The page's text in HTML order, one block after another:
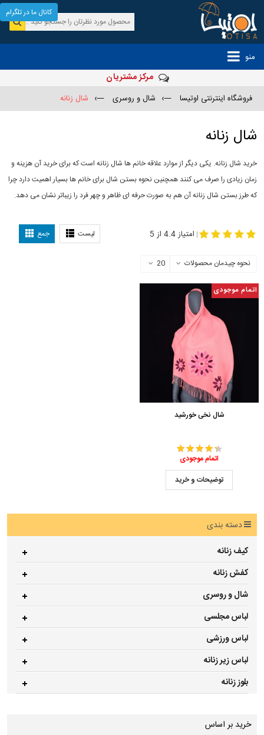
منو
مرکز مشتریان
فروشگاه اینترنتی اوتیسا —› شال و روسری —› شال زنانه
شال زنانه
خرید شال زنانه. یکی دیگر از موارد علاقه خانم ها شال زنانه است که برای خرید آن هزینه و
زمان زیادی را صرف می کنند همچنین نحوه بستن شال برای خانم ها بسیار اهمیت دارد چرا
که طرز بستن شال زنانه آن هم به صورت حرفه ای ظاهر و چهر فرد را زیباتر نشان می دهد.
لیست جمع | امتیاز 4.4 از 5
نحوه چیدمان محصولات 20
اتمام موجودی
شال نخی خورشید
اتمام موجودی
توضیحات و خرید
دسته بندی
کیف زنانه
کفش زنانه
شال و روسری
لباس مجلسی
لباس ورزشی
لباس زیر زنانه
بلوز زنانه
خرید بر اساس
کانال ما در تلگرام